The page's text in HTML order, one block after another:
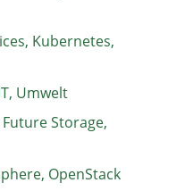
Kubernetes,
Umwelt
Storage,
OpenStack